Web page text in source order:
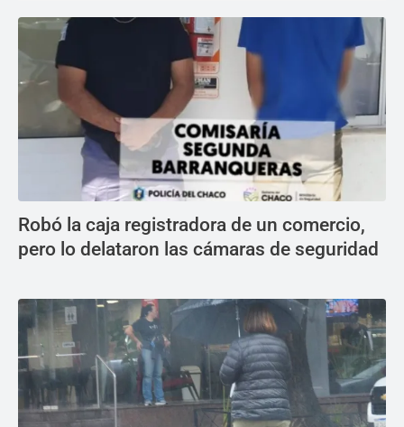
Robó la caja registradora de un comercio,
pero lo delataron las cámaras de seguridad